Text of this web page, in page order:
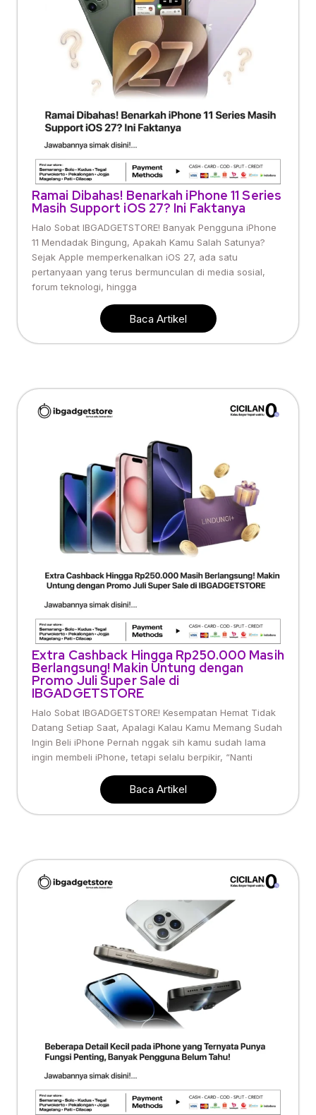
Ramai Dibahas! Benarkah iPhone 11 Series
Masih Support iOS 27? Ini Faktanya
Halo Sobat IBGADGETSTORE! Banyak Pengguna iPhone
11 Mendadak Bingung, Apakah Kamu Salah Satunya?
Sejak Apple memperkenalkan iOS 27, ada satu
pertanyaan yang terus bermunculan di media sosial,
forum teknologi, hingga
Baca Artikel
Extra Cashback Hingga Rp250.000 Masih
Berlangsung! Makin Untung dengan
Promo Juli Super Sale di
IBGADGETSTORE
Halo Sobat IBGADGETSTORE! Kesempatan Hemat Tidak
Datang Setiap Saat, Apalagi Kalau Kamu Memang Sudah
Ingin Beli iPhone Pernah nggak sih kamu sudah lama
ingin membeli iPhone, tetapi selalu berpikir, “Nanti
Baca Artikel